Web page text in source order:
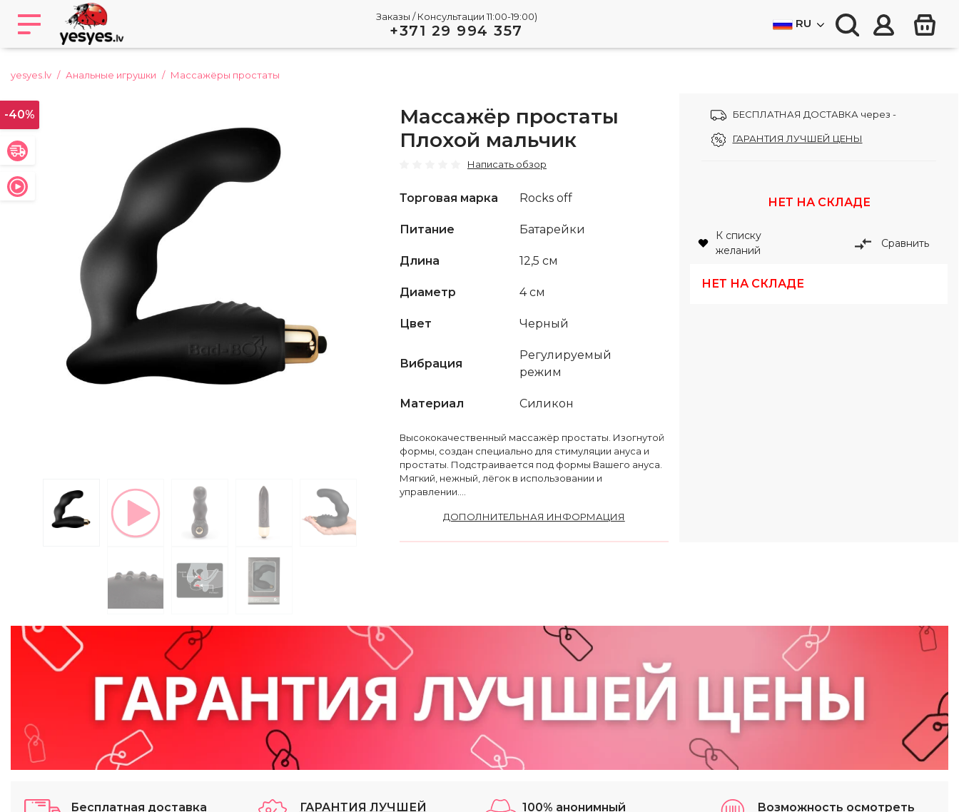
Заказы / Консультации 11:00-19:00)
+371 29 994 357 RU
yesyes.lv Анальные игрушки Массажёры простаты
-40%
Play
Массажёр простаты
Плохой мальчик
Написать обзор
БЕСПЛАТНАЯ ДОСТАВКА через -
ГАРАНТИЯ ЛУЧШЕЙ ЦЕНЫ
Торговая марка Rocks off
Питание Батарейки
Длина 12,5 см
Диаметр 4 см
Цвет Черный
Вибрация
Регулируемый
режим
Материал Силикон
Высококачественный массажёр простаты. Изогнутой
формы, создан специально для стимуляции ануса и
простаты. Подстраивается под формы Вашего ануса.
Мягкий, нежный, лёгок в использовании и
управлении....
ДОПОЛНИТЕЛЬНАЯ ИНФОРМАЦИЯ
НЕТ НА СКЛАДЕ
К списку
желаний
Сравнить
НЕТ НА СКЛАДЕ
Бесплатная доставка
ГАРАНТИЯ ЛУЧШЕЙ
100% анонимный
Возможность осмотреть